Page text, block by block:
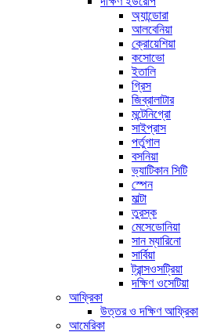
অ্যান্ডোরা
আলবেনিয়া
ক্রোয়েশিয়া
কসোভো
ইতালি
গ্রিস
জিব্রালাটার
মন্টেনিগ্রো
সাইপ্রাস
পর্তুগাল
বসনিয়া
ভ্যাটিকান সিটি
স্পেন
মাল্টা
তুরস্ক
মেসেডোনিয়া
সান ম্যারিনো
সার্বিয়া
ট্রান্সওসট্রিয়া
দক্ষিণ ওসেটিয়া
আফ্রিকা
উত্তর ও দক্ষিণ আফ্রিকা
আমেরিকা